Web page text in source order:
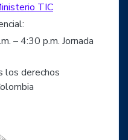
TIC
– 4:30 p.m. Jornada
derechos